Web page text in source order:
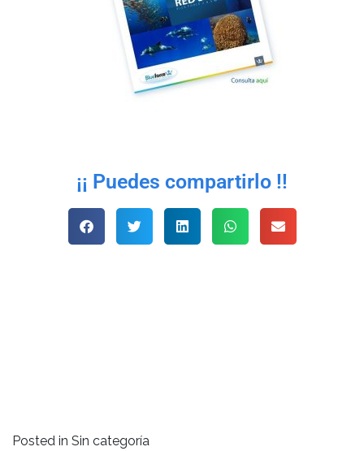
¡¡ Puedes compartirlo !!
Posted in Sin categoría